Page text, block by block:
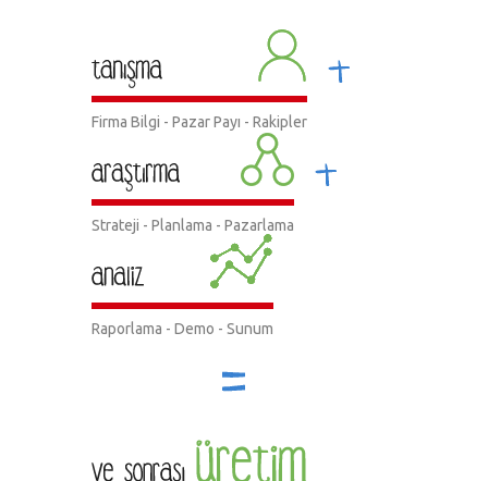
Firma Bilgi - Pazar Payı - Rakipler
Strateji - Planlama - Pazarlama
Raporlama - Demo - Sunum